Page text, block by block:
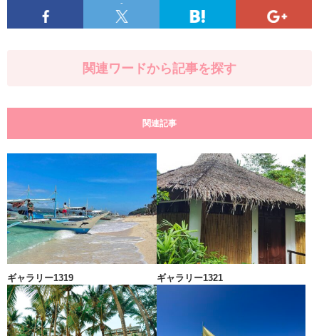
-
関連ワードから記事を探す
関連記事
ギャラリー1319 ギャラリー1321